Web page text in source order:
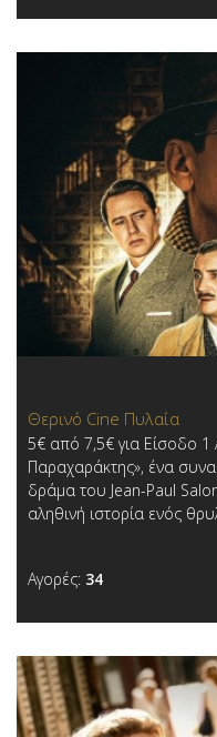
Θερινό Cine Πυλαία
5€ από 7,5€ για Είσοδο 1
Παραχαράκτης», ένα
δράμα του Jean-Paul
αληθινή ιστορία ενός
Αγορές: 34